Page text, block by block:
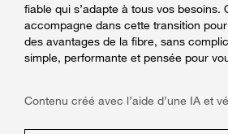
fiable qui s’adapte à tous vos besoins.
accompagne dans cette transition
des avantages de la fibre, sans
simple, performante et pensée pour
Contenu créé avec l’aide d’une IA et